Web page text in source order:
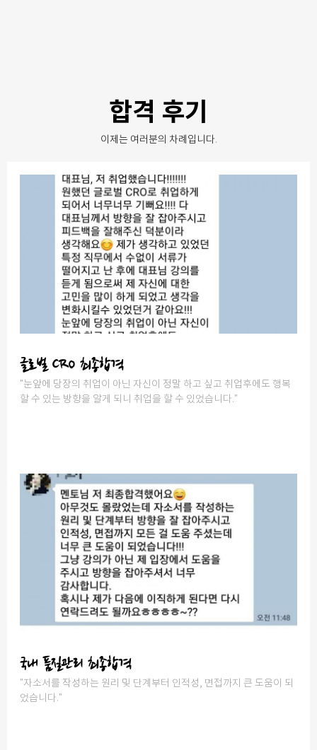
합격 후기
이제는 여러분의 차례입니다.
글로벌 CRO 최종합격
"눈앞에 당장의 취업이 아닌 자신이 정말 하고 싶고 취업후에도 행복
할 수 있는 방향을 알게 되니 취업을 할 수 있었습니다."
국내 품질관리 최종합격
"자소서를 작성하는 원리 및 단계부터 인적성, 면접까지 큰 도움이 되
었습니다."